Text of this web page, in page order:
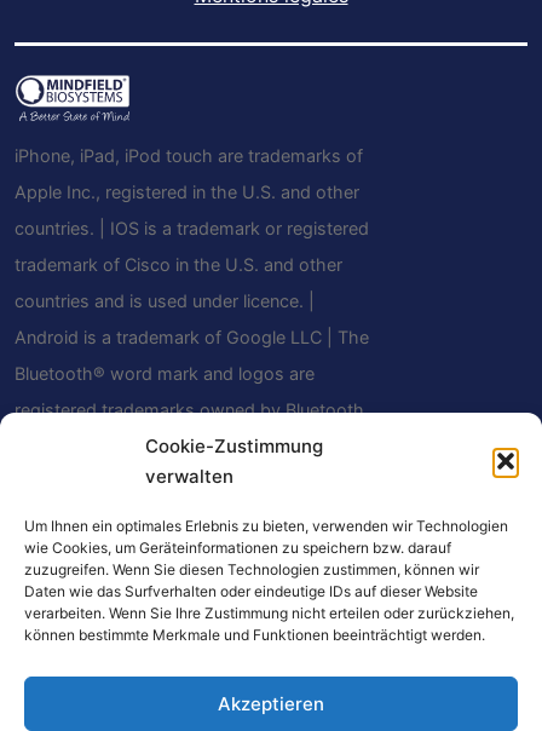
Cookie-Zustimmung
verwalten
Um Ihnen ein optimales Erlebnis zu bieten, verwenden wir Technologien
wie Cookies, um Geräteinformationen zu speichern bzw. darauf
zuzugreifen. Wenn Sie diesen Technologien zustimmen, können wir
Daten wie das Surfverhalten oder eindeutige IDs auf dieser Website
verarbeiten. Wenn Sie Ihre Zustimmung nicht erteilen oder zurückziehen,
können bestimmte Merkmale und Funktionen beeinträchtigt werden.
Akzeptieren
iPhone, iPad, iPod touch are trademarks of
Apple Inc., registered in the U.S. and other
countries. | IOS is a trademark or registered
trademark of Cisco in the U.S. and other
countries and is used under licence. |
Android is a trademark of Google LLC | The
Bluetooth® word mark and logos are
registered trademarks owned by Bluetooth
SIG, Inc. and any use of such marks by
Mindfield Biosystems Ltd. is under license.
Other trademarks and trade names are
those of their respective owners.
Certains liens de ce site sont des liens
d'affiliation. Si vous effectuez un achat via ces